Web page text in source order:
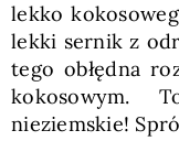
lekko
lekki sernik z
tego obłędna
kokosowym.
nieziemskie!